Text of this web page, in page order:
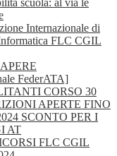
scuola: al via le
Internazionale di
FLC CGIL
FederATA]
CORSO 30
APERTE FINO
SCONTO PER I
AT
FLC CGIL